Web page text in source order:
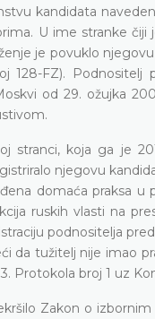
kandidata
U ime stranke
je povuklo
128-FZ).
od 29. ožujka
stranci, koja ga je
njegovu
domaća praksa u
ruskih vlasti na
podnositelja
da tužitelj nije imao
Protokola broj 1 uz
Zakon o